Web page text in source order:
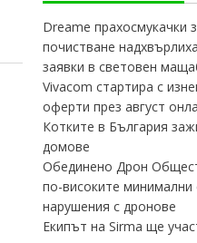
Dreame прахосмукачки
почистване
заявки в световен
Vivacom стартира с
оферти през август
Котките в България
домове
Обединено Дрон
по-високите минимални
нарушения с дронове
Екипът на Sirma ще